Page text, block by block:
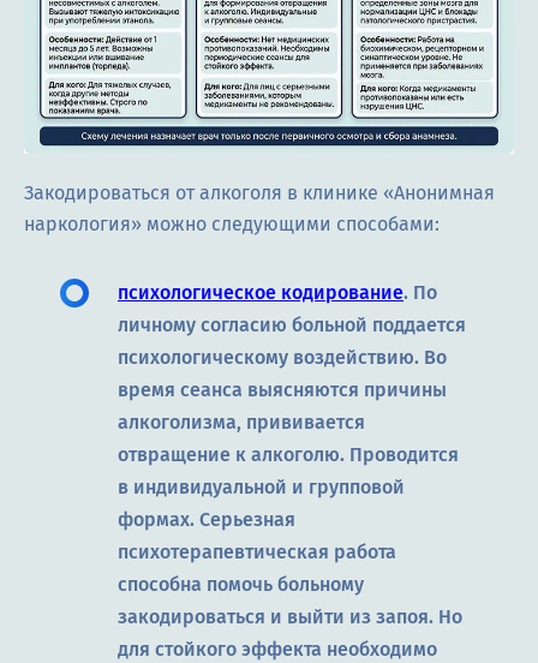
Закодироваться от алкоголя в клинике «Анонимная
наркология» можно следующими способами:
психологическое кодирование. По
личному согласию больной поддается
психологическому воздействию. Во
время сеанса выясняются причины
алкоголизма, прививается
отвращение к алкоголю. Проводится
в индивидуальной и групповой
формах. Серьезная
психотерапевтическая работа
способна помочь больному
закодироваться и выйти из запоя. Но
для стойкого эффекта необходимо